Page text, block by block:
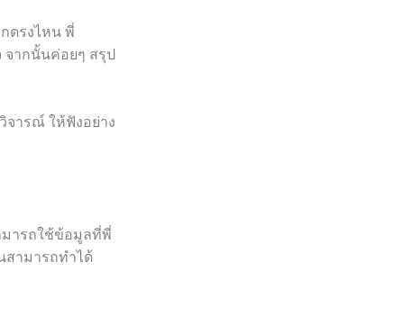
ตรงไหน พี่
ากนั้นค่อยๆ สรุป
จารณ์ ให้ฟังอย่าง
มารถใช้ข้อมูลที่พี่
สามารถทำได้